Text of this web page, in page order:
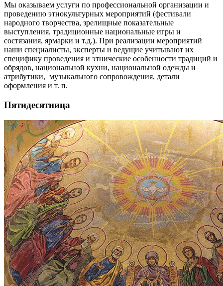
Мы оказываем услуги по профессиональной организации и
проведению этнокультурных мероприятий (фестивали
народного творчества, зрелищные показательные
выступления, традиционные национальные игры и
состязания, ярмарки и т.д.). При реализации мероприятий
наши специалисты, эксперты и ведущие учитывают их
специфику проведения и этнические особенности традиций и
обрядов, национальной кухни, национальной одежды и
атрибутики, музыкального сопровождения, детали
оформления и т. п.
Пятидесятница